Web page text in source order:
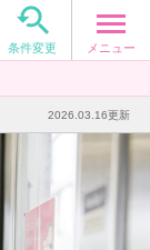

条件変更 メニュー
2026.03.16更新